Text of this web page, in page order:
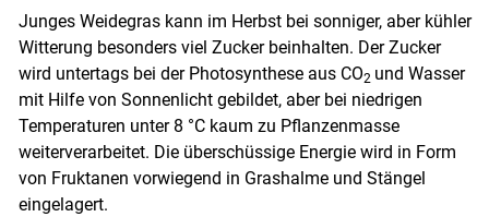
Junges Weidegras kann im Herbst bei sonniger, aber kühler
Witterung besonders viel Zucker beinhalten. Der Zucker
wird untertags bei der Photosynthese aus CO2 und Wasser
mit Hilfe von Sonnenlicht gebildet, aber bei niedrigen
Temperaturen unter 8 °C kaum zu Pflanzenmasse
weiterverarbeitet. Die überschüssige Energie wird in Form
von Fruktanen vorwiegend in Grashalme und Stängel
eingelagert.